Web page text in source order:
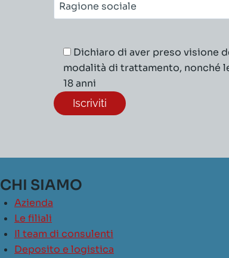
sociale*
Dichiaro di aver preso visione
modalità di trattamento, nonché
18 anni
CHI SIAMO
Azienda
Le filiali
Il team di consulenti
Deposito e logistica